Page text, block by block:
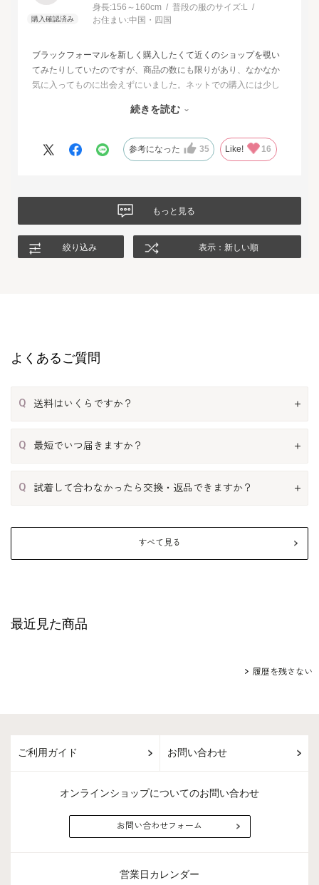
身長:156～160cm 普段の服のサイズ:L
お住まい:中国・四国
ブラックフォーマルを新しく購入したくて近くのショップを覗い
てみたりしていたのですが、商品の数にも限りがあり、なかなか
気に入ってものに出会えずにいました。ネットでの購入には少し
することが出来ました。最初に注文したものはイメージと違って
は、生地もデザインも大満足、これから長く自信をもって着用し
続きを読む
参考になった 35 Like! 16
もっと見る
絞り込み 表示：新しい順
よくあるご質問
Q 送料はいくらですか？
Q 最短でいつ届きますか？
Q 試着して合わなかったら交換・返品できますか？
すべて見る
最近見た商品
履歴を残さない
ご利用ガイド お問い合わせ
オンラインショップについてのお問い合わせ
お問い合わせフォーム
営業日カレンダー